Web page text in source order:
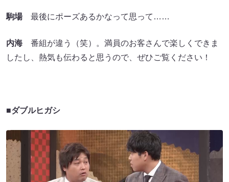
駒場最後にポーズあるかなって思って……
内海 番組が違う（笑）。満員のお客さんで楽しくできま
したし、熱気も伝わると思うので、ぜひご覧ください！
■ダブルヒガシ